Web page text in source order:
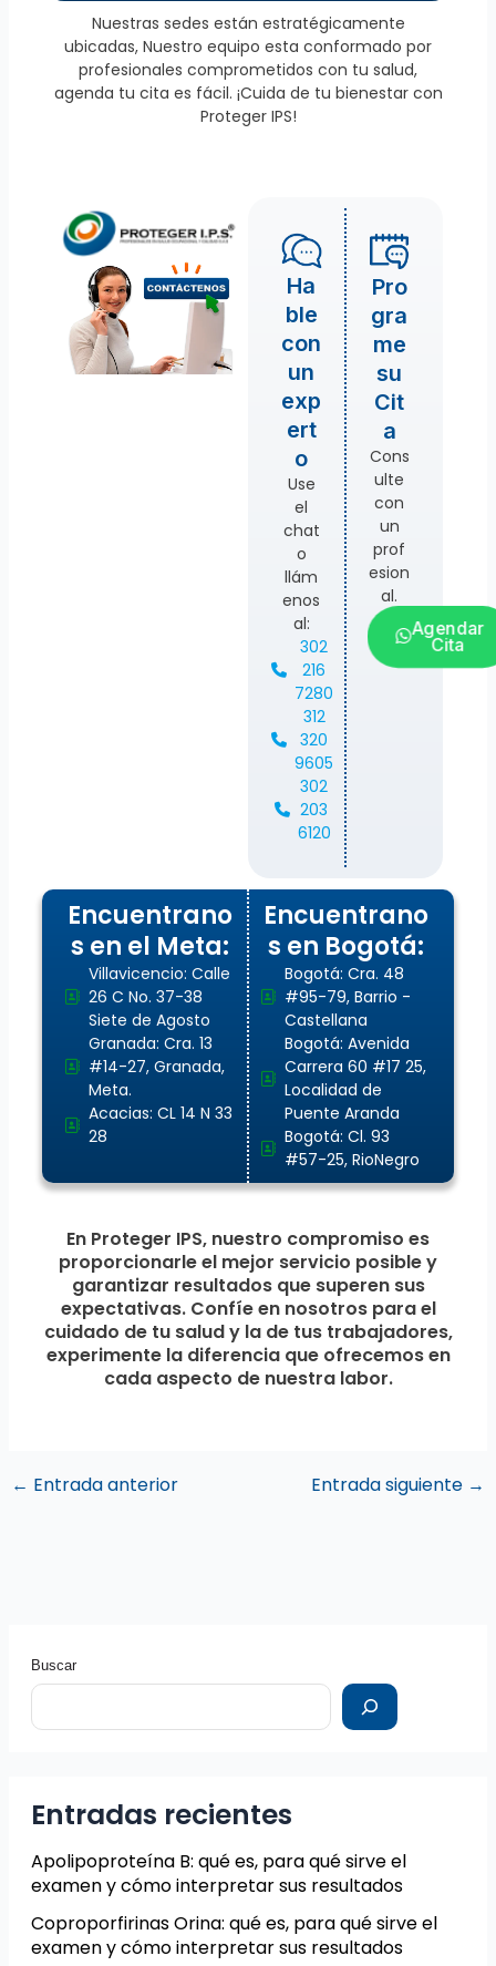
Nuestras sedes están estratégicamente
ubicadas, Nuestro equipo esta conformado por
profesionales comprometidos con tu salud,
agenda tu cita es fácil. ¡Cuida de tu bienestar con
Proteger IPS!
Ha
ble
con
un
exp
ert
o
Use
el
chat
o
llám
enos
al:
302
216
7280
312
320
9605
302
203
6120
Pro
gra
me
su
Cit
a
Cons
ulte
con
un
prof
esion
al.
Agendar
Cita
Encuentrano
s en el Meta:
Villavicencio: Calle
26 C No. 37-38
Siete de Agosto
Granada: Cra. 13
#14-27, Granada,
Meta.
Acacias: CL 14 N 33
28
Encuentrano
s en Bogotá:
Bogotá: Cra. 48
#95-79, Barrio -
Castellana
Bogotá: Avenida
Carrera 60 #17 25,
Localidad de
Puente Aranda
Bogotá: Cl. 93
#57-25, RioNegro
En Proteger IPS, nuestro compromiso es
proporcionarle el mejor servicio posible y
garantizar resultados que superen sus
expectativas. Confíe en nosotros para el
cuidado de tu salud y la de tus trabajadores,
experimente la diferencia que ofrecemos en
cada aspecto de nuestra labor.
← Entrada anterior Entrada siguiente →
Buscar
Entradas recientes
Apolipoproteína B: qué es, para qué sirve el
examen y cómo interpretar sus resultados
Coproporfirinas Orina: qué es, para qué sirve el
examen y cómo interpretar sus resultados